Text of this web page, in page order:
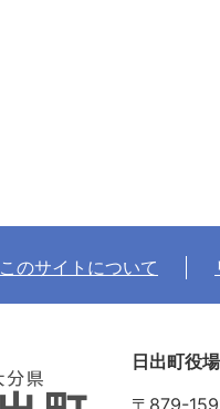
このサイトについて
日出町役場
〒879-